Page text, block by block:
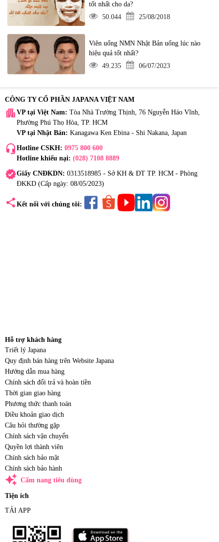
tốt nhất cho da?
50.044
25/08/2018
Viên uống NMN Nhật Bản uống lúc nào
hiệu quả tốt nhất?
49.235
06/07/2023
CÔNG TY CỔ PHẦN JAPANA VIỆT NAM
apartment VP tại Việt Nam: Tòa Nhà Trường Thịnh, 76 Nguyễn Háo Vĩnh,
Phường Phú Thọ Hòa, TP. HCM
VP tại Nhật Bản: Kanagawa Ken Ebina - Shi Nakana, Japan
headset_mic Hotline CSKH: 0975 800 600
Hotline khiếu nại: (028) 7108 8889
verifiedGiấy CNĐKDN: 0313518985 - Sở KH & ĐT TP. HCM - Phòng
ĐKKD (Cấp ngày: 08/05/2023)
share Kết nối với chúng tôi:
Hỗ trợ khách hàng
Triết lý Japana
Quy định bán hàng trên Website Japana
Hướng dẫn mua hàng
Chính sách đổi trả và hoàn tiền
Thời gian giao hàng
Phương thức thanh toán
Điều khoản giao dịch
Câu hỏi thường gặp
Chính sách vận chuyển
Quyền lợi thành viên
Chính sách bảo mật
Chính sách bảo hành
auto_awesome Cẩm nang tiêu dùng
Tiện ích
TẢI APP